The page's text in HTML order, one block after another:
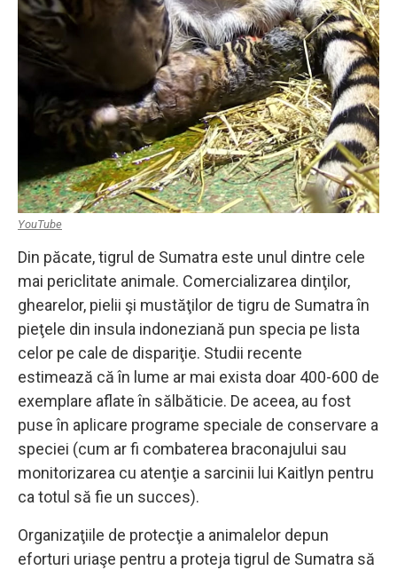
YouTube
Din păcate, tigrul de Sumatra este unul dintre cele
mai periclitate animale. Comercializarea dinţilor,
ghearelor, pielii şi mustăţilor de tigru de Sumatra în
pieţele din insula indoneziană pun specia pe lista
celor pe cale de dispariţie. Studii recente
estimează că în lume ar mai exista doar 400-600 de
exemplare aflate în sălbăticie. De aceea, au fost
puse în aplicare programe speciale de conservare a
speciei (cum ar fi combaterea braconajului sau
monitorizarea cu atenţie a sarcinii lui Kaitlyn pentru
ca totul să fie un succes).
Organizaţiile de protecţie a animalelor depun
eforturi uriaşe pentru a proteja tigrul de Sumatra să